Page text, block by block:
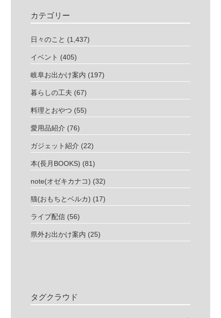
カテゴリー
日々のこと (1,437)
イベント (405)
岐阜お出かけ案内 (197)
暮らしの工夫 (67)
料理とおやつ (55)
愛用品紹介 (76)
ガジェット紹介 (22)
本(長月BOOKS) (81)
note(オゼキカナコ) (32)
猫(おもちとベルカ) (17)
ライブ配信 (56)
県外お出かけ案内 (25)
タグクラウド